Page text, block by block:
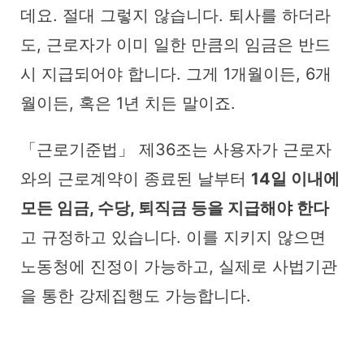
데요. 절대 그렇지 않습니다. 퇴사를 하더라
도, 근로자가 이미 일한 만큼의 임금은 반드
시 지급되어야 합니다. 그게 1개월이든, 6개
월이든, 혹은 1년 치든 말이죠.
「근로기준법」 제36조는 사용자가 근로자
와의 근로계약이 종료된 날부터 14일 이내에
모든 임금, 수당, 퇴직금 등을 지급해야 한다
고 규정하고 있습니다. 이를 지키지 않으면
노동청에 진정이 가능하고, 실제로 사법기관
을 통한 강제집행도 가능합니다.